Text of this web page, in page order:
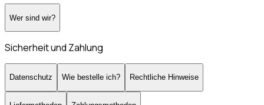
Wer sind wir?
Sicherheit und Zahlung
Datenschutz Wie bestelle ich? Rechtliche Hinweise